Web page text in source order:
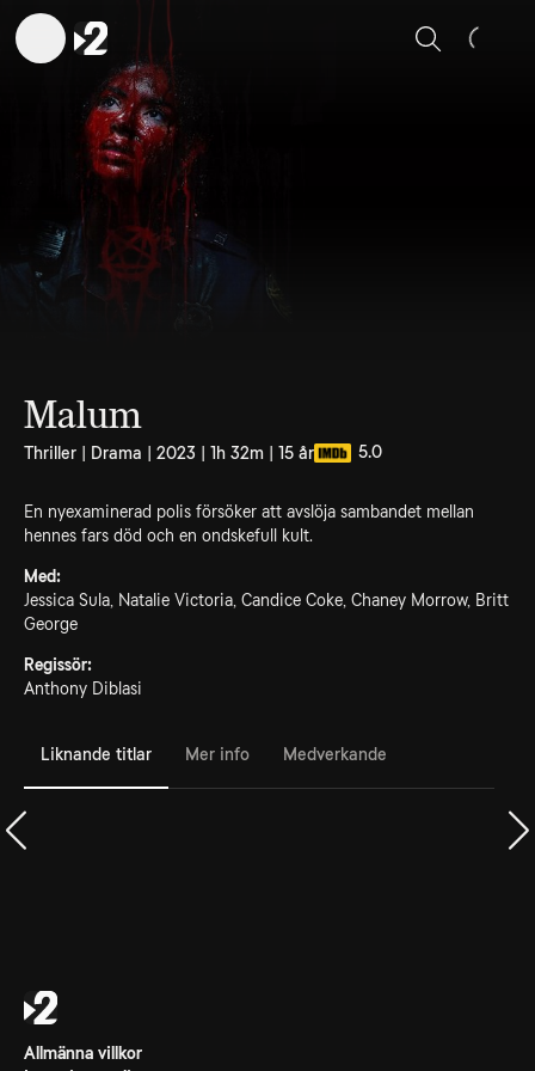
Sök
Malum
Thriller | Drama | 2023 | 1h 32m | 15 år 5.0
En nyexaminerad polis försöker att avslöja sambandet mellan
hennes fars död och en ondskefull kult.
Med:
Jessica Sula, Natalie Victoria, Candice Coke, Chaney Morrow, Britt
George
Regissör:
Anthony Diblasi
Liknande titlar Mer info Medverkande
Allmänna villkor